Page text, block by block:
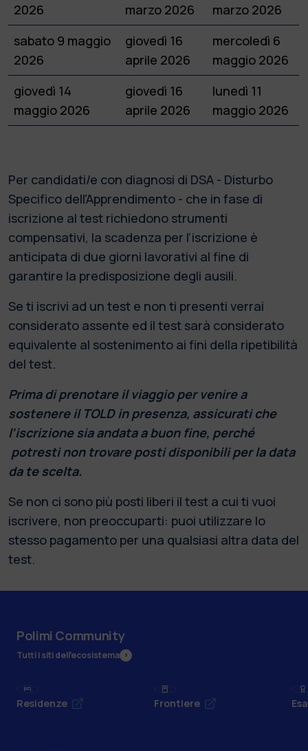
2026
marzo 2026
marzo 2026
sabato 9 maggio
2026
giovedì 16
aprile 2026
mercoledì 6
maggio 2026
giovedì 14
maggio 2026
giovedì 16
aprile 2026
lunedì 11
maggio 2026
Per candidati/e con diagnosi di DSA - Disturbo
Specifico dell'Apprendimento - che in fase di
iscrizione al test richiedono strumenti
compensativi, la scadenza per l’iscrizione è
anticipata di due giorni lavorativi al fine di
garantire la predisposizione degli ausili.
Se ti iscrivi ad un test e non ti presenti verrai
considerato assente ed il test sarà considerato
equivalente al sostenimento ai fini della ripetibilità
del test.
Prima di prenotare il viaggio per venire a
sostenere il TOLD in presenza, assicurati che
l’iscrizione sia andata a buon fine, perché
potresti non trovare posti disponibili per la data
da te scelta.
Se non ci sono più posti liberi il test a cui ti vuoi
iscrivere, non preoccuparti: puoi utilizzare lo
stesso pagamento per una qualsiasi altra data del
test.
Polimi Community
Tutti i siti dell’ecosistema
Residenze Frontiere